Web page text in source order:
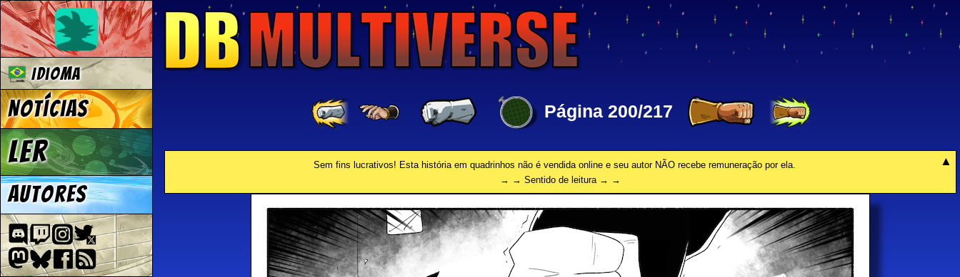
Página 200/217
Sem fins lucrativos! Esta história em quadrinhos não é vendida online e seu autor NÃO recebe remuneração por ela.
→ → Sentido de leitura → →
Idioma
Notícias
Ler
Autores